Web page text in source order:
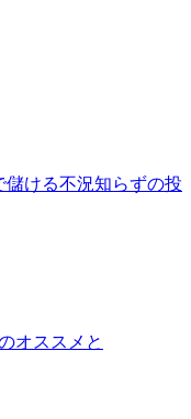
ける不況知らずの投
オススメと